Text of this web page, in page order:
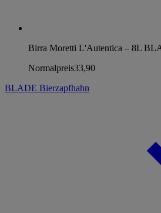
Birra Moretti L'Autentica – 8L
Normalpreis33,90
BLADE Bierzapfhahn